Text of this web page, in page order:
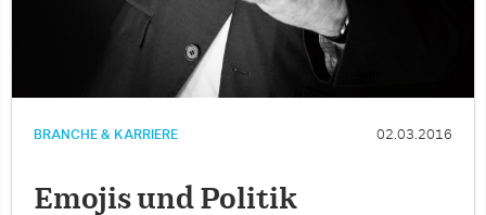
BRANCHE & KARRIERE 02.03.2016
Emojis und Politik